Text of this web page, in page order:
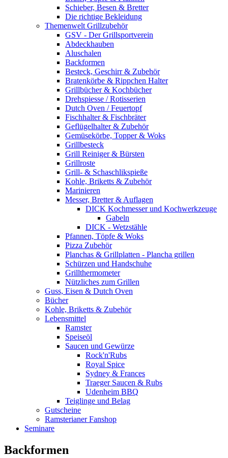
Schieber, Besen & Bretter
Die richtige Bekleidung
Themenwelt Grillzubehör
GSV - Der Grillsportverein
Abdeckhauben
Aluschalen
Backformen
Besteck, Geschirr & Zubehör
Bratenkörbe & Rippchen Halter
Grillbücher & Kochbücher
Drehspiesse / Rotisserien
Dutch Oven / Feuertopf
Fischhalter & Fischbräter
Geflügelhalter & Zubehör
Gemüsekörbe, Topper & Woks
Grillbesteck
Grill Reiniger & Bürsten
Grillroste
Grill- & Schaschlikspieße
Kohle, Briketts & Zubehör
Marinieren
Messer, Bretter & Auflagen
DICK Kochmesser und Kochwerkzeuge
Gabeln
DICK - Wetzstähle
Pfannen, Töpfe & Woks
Pizza Zubehör
Planchas & Grillplatten - Plancha grillen
Schürzen und Handschuhe
Grillthermometer
Nützliches zum Grillen
Guss, Eisen & Dutch Oven
Bücher
Kohle, Briketts & Zubehör
Lebensmittel
Ramster
Speiseöl
Saucen und Gewürze
Rock'n'Rubs
Royal Spice
Sydney & Frances
Traeger Saucen & Rubs
Udenheim BBQ
Teiglinge und Belag
Gutscheine
Ramsterianer Fanshop
Seminare
Backformen